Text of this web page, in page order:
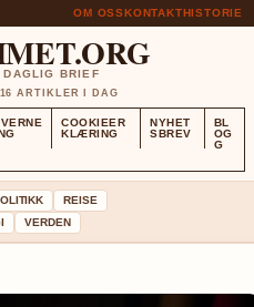
OM OSSKONTAKTHISTORIE
DAGLIG BRIEF
16 ARTIKLER I DAG
COOKIEER
KLÆRING
NYHET
SBREV
BL
OG
G
REISE
VERDEN